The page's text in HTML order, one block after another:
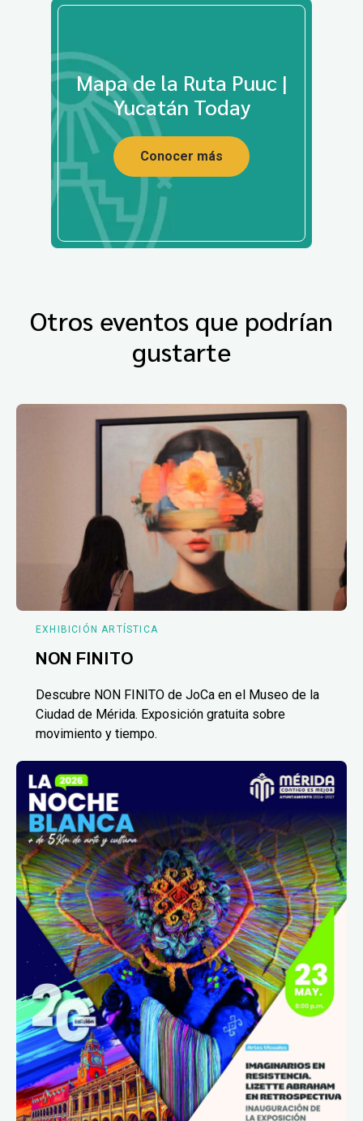
Mapa de la Ruta Puuc |
Yucatán Today
Conocer más
Otros eventos que podrían
gustarte
EXHIBICIÓN ARTÍSTICA
NON FINITO
Descubre NON FINITO de JoCa en el Museo de la
Ciudad de Mérida. Exposición gratuita sobre
movimiento y tiempo.